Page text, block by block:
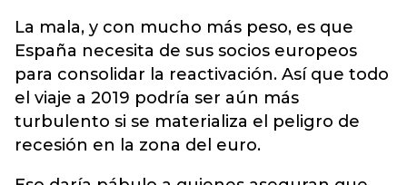
La mala, y con mucho más peso, es que
España necesita de sus socios europeos
para consolidar la reactivación. Así que todo
el viaje a 2019 podría ser aún más
turbulento si se materializa el peligro de
recesión en la zona del euro.